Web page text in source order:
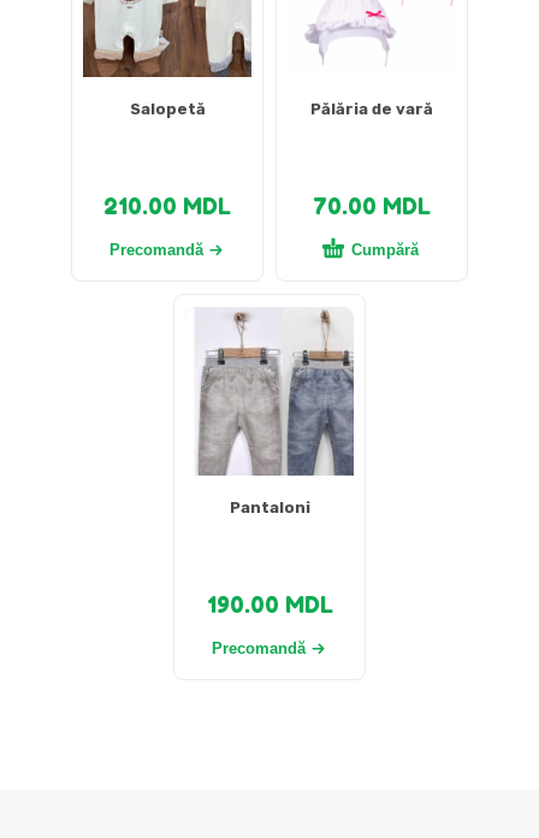
Salopetă
210.00 MDL
Precomandă
Pălăria de vară
70.00 MDL
Cumpără
Pantaloni
190.00 MDL
Precomandă